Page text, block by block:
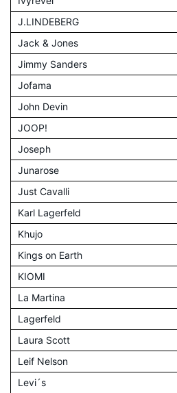
J.LINDEBERG
Jack & Jones
Jimmy Sanders
Jofama
John Devin
JOOP!
Joseph
Junarose
Just Cavalli
Karl Lagerfeld
Khujo
Kings on Earth
KIOMI
La Martina
Lagerfeld
Laura Scott
Leif Nelson
Levi´s